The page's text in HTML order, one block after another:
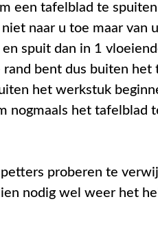
een tafelblad te
naar u toe maar van
spuit dan in 1
bent dus buiten
het werkstuk
het tafelblad
proberen te
nodig wel weer het